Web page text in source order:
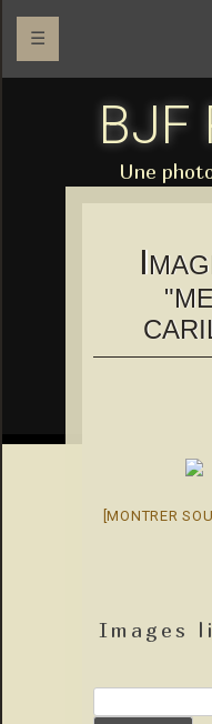
☰
BJF
Une
I
[MONTRER
Images